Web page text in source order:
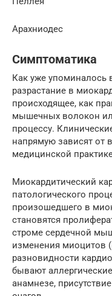
Арахниодес
Симптоматика
Как уже упоминалось
разрастание в
происходящее, как
мышечных волокон
процессу.
напрямую зависят от
медицинской
Миокардитический
патологического
произошедшего в
становятся
строме сердечной
изменения миоцитов
разновидности
бывают
анамнезе,